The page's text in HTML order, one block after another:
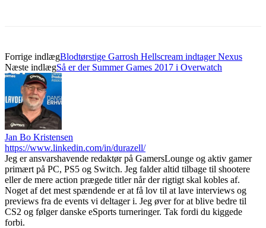
Forrige indlægBlodtørstige Garrosh Hellscream indtager Nexus
Næste indlægSå er der Summer Games 2017 i Overwatch
Jan Bo Kristensen
https://www.linkedin.com/in/durazell/
Jeg er ansvarshavende redaktør på GamersLounge og aktiv gamer
primært på PC, PS5 og Switch. Jeg falder altid tilbage til shootere
eller de mere action prægede titler når der rigtigt skal kobles af.
Noget af det mest spændende er at få lov til at lave interviews og
previews fra de events vi deltager i. Jeg øver for at blive bedre til
CS2 og følger danske eSports turneringer. Tak fordi du kiggede
forbi.